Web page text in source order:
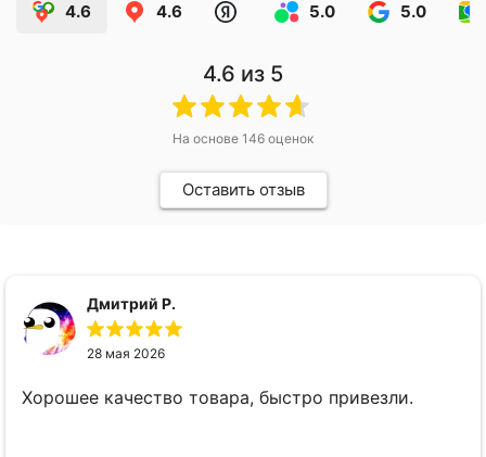
4.6 4.6 5.0 5.0
4.6 из 5
На основе 146 оценок
Оставить отзыв
Дмитрий Р.
28 мая 2026
Хорошее качество товара, быстро привезли.